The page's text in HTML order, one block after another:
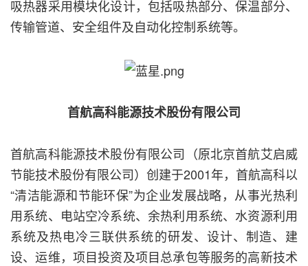
吸热器采用模块化设计，包括吸热部分、保温部分、
传输管道、安全组件及自动化控制系统等。
首航高科能源技术股份有限公司
首航高科能源技术股份有限公司（原北京首航艾启威
节能技术股份有限公司）创建于2001年，首航高科以
“清洁能源和节能环保”为企业发展战略，从事光热利
用系统、电站空冷系统、余热利用系统、水资源利用
系统及热电冷三联供系统的研发、设计、制造、建
设、运维，项目投资及项目总承包等服务的高新技术